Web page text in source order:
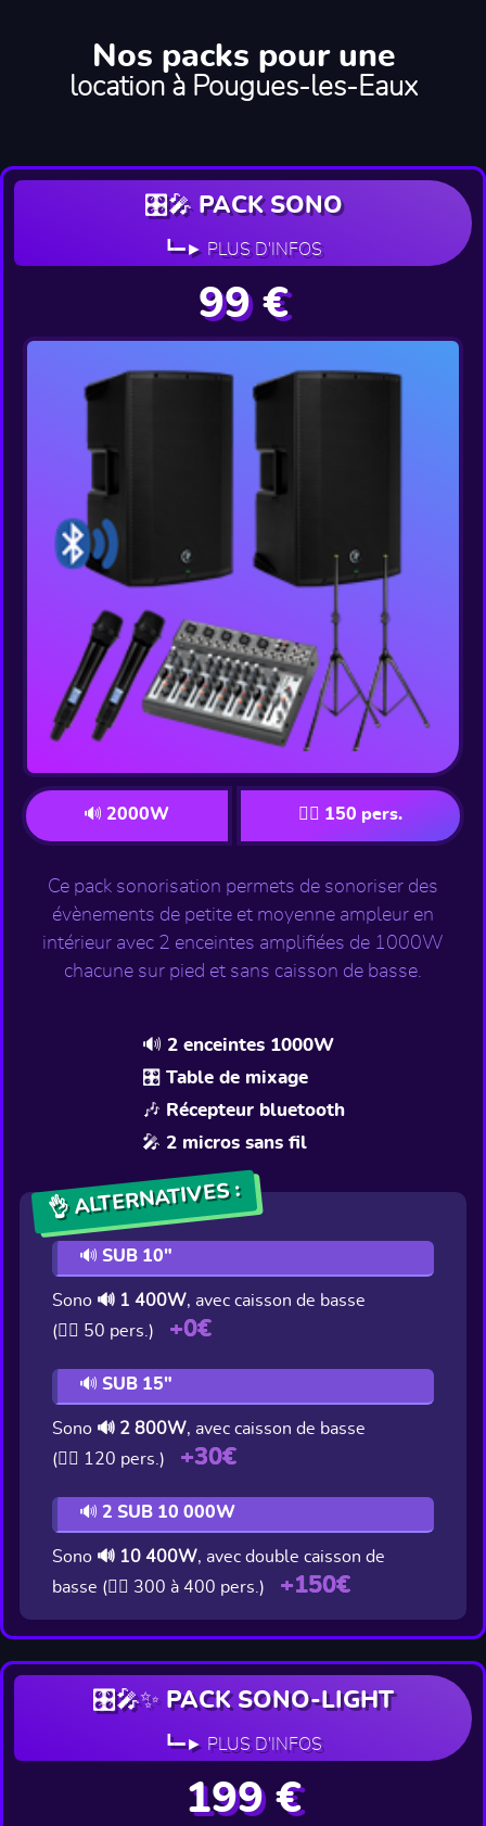
Nos packs pour une
location à Pougues-les-Eaux
🎛️🎤 PACK SONO
┗━► PLUS D'INFOS
99 €
🔊 2000W 👯‍♂️ 150 pers.
Ce pack sonorisation permets de sonoriser des
évènements de petite et moyenne ampleur en
intérieur avec 2 enceintes amplifiées de 1000W
chacune sur pied et sans caisson de basse.
🔊 2 enceintes 1000W
🎛️ Table de mixage
🎶 Récepteur bluetooth
🎤 2 micros sans fil
👌 ALTERNATIVES :
🔊 SUB 10"
Sono 🔊 1 400W, avec caisson de basse
(👯‍♂️ 50 pers.)
+0€
🔊 SUB 15"
Sono 🔊 2 800W, avec caisson de basse
(👯‍♂️ 120 pers.)
+30€
🔊 2 SUB 10 000W
Sono 🔊 10 400W, avec double caisson de
basse (👯‍♂️ 300 à 400 pers.)
+150€
🎛️🎤✨ PACK SONO-LIGHT
┗━► PLUS D'INFOS
199 €